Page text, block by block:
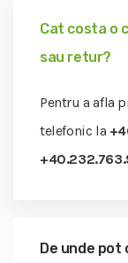
Cat costa o
sau retur?
Pentru a afla
telefonic la
De unde pot